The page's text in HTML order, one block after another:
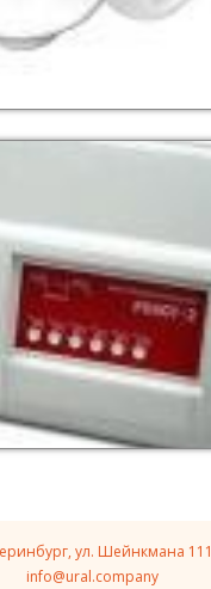
ул. Шейнкмана 111
info@ural.company